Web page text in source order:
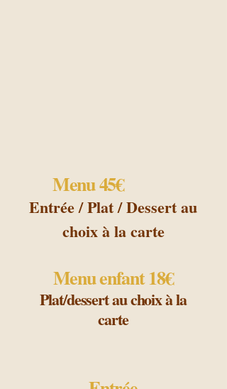
Menu 45€
Entrée / Plat / Dessert au
choix à la carte
Menu enfant 18€
Plat/dessert au choix à la
carte